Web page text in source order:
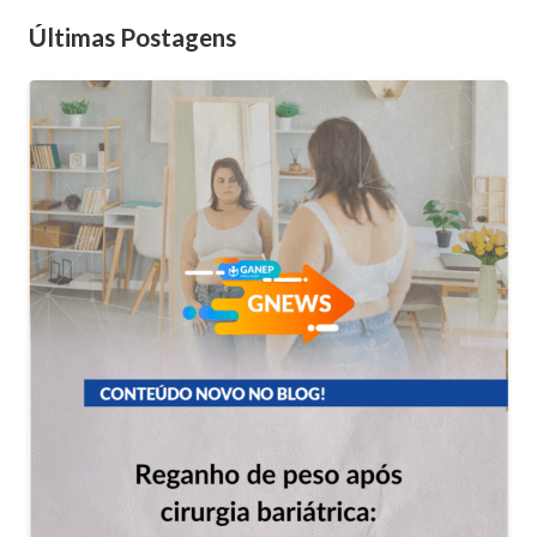
Últimas Postagens